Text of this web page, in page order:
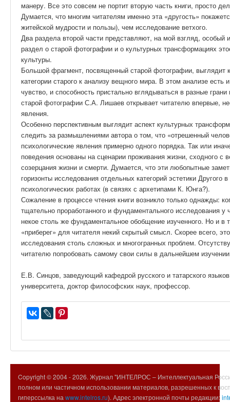
манеру. Все это совсем не портит вторую часть книги, просто
Думается, что многим читателям именно эта «другость»
житейской мудрости и пользы), чем исследование ветхого.
Два раздела второй части представляют, на мой взгляд,
раздел о старой фотографии и о культурных трансформациях
культуры.
Большой фрагмент, посвященный старой фотографии, выглядит
категории старого к анализу вещного мира. В этом анализе есть
чувство, и способность пристально вглядываться в разные
старой фотографии С.А. Лишаев открывает читателю впервые,
явления.
Особенно перспективным выглядит аспект культурных
следить за размышлениями автора о том, что «отрешенный
психологические явления примерно одного порядка. Так или
поведения основаны на сценарии проживания жизни, сходного с
созерцания жизни и смерти. Думается, что эти любопытные
горизонты исследования отдельных категорий эстетики Другого
психологических работах (в связях с архетипами К. Юнга?).
Сожаление в процессе чтения книги возникло только однажды:
тщательно проработанного и фундаментального исследования
некое столь же фундаментальное обобщение изученного. Но и в
«приберег» для читателя некий скрытый смысл. Скорее всего,
исследования столь сложных и многогранных проблем.
читателю попробовать самому свои силы в дальнейшем
Е.В. Синцов, заведующий кафедрой русского и татарского языков
университета, доктор философских наук, профессор.
Copyright © 2004 -2026. Журнал "ИНТЕЛРОС – Интеллектуальная
полном или частичном использовании материалов, разрешенных к
гиперссылка на www.intelros.ru). Адрес электронной почты редакции: